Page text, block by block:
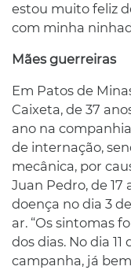
estou muito feliz
com minha
Mães guerreiras
Em Patos de
Caixeta, de 37
ano na
de internação,
mecânica, por
Juan Pedro, de 17
doença no dia 3
ar. “Os sintomas
dos dias. No dia
campanha, já